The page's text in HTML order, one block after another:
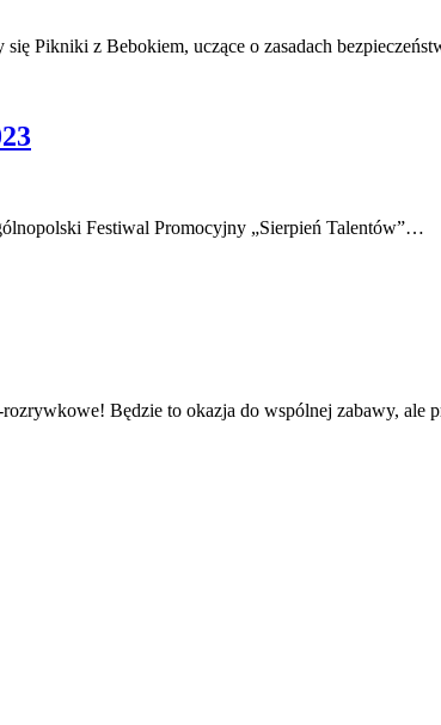
Pikniki z Bebokiem, uczące o zasadach
Festiwal Promocyjny „Sierpień Talentów”…
Będzie to okazja do wspólnej zabawy, ale